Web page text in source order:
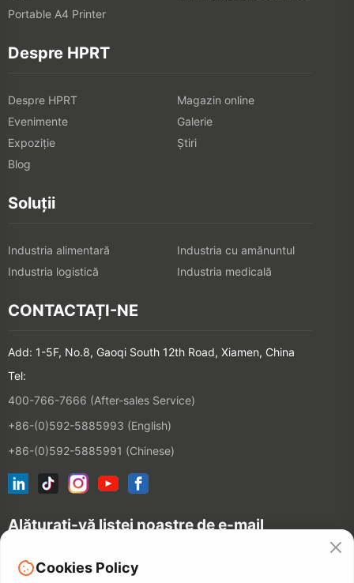
Portable A4 Printer
Despre HPRT
Despre HPRT
Magazin online
Evenimente
Galerie
Expoziţie
Știri
Blog
Soluții
Industria alimentară
Industria cu amănuntul
Industria logistică
Industria medicală
CONTACTAȚI-NE
Add: 1-5F, No.8, Gaoqi South 12th Road, Xiamen, China
Tel:
400-766-7666 (After-sales Service)
+86-(0)592-5885993 (English)
+86-(0)592-5885991 (Chinese)
Alăturați-vă listei noastre de e-mail
Cookies Policy